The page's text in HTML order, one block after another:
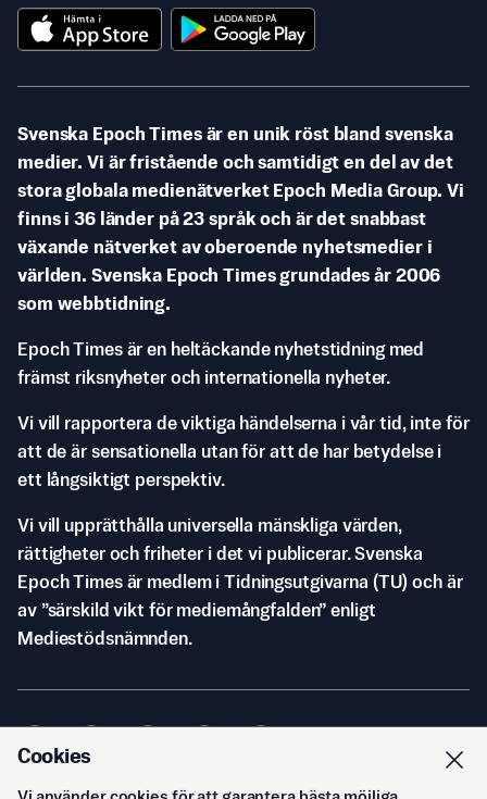
Svenska Epoch Times är en unik röst bland svenska
medier. Vi är fristående och samtidigt en del av det
stora globala medienätverket Epoch Media Group. Vi
finns i 36 länder på 23 språk och är det snabbast
växande nätverket av oberoende nyhetsmedier i
världen. Svenska Epoch Times grundades år 2006
som webbtidning.
Epoch Times är en heltäckande nyhetstidning med
främst riksnyheter och internationella nyheter.
Vi vill rapportera de viktiga händelserna i vår tid, inte för
att de är sensationella utan för att de har betydelse i
ett långsiktigt perspektiv.
Vi vill upprätthålla universella mänskliga värden,
rättigheter och friheter i det vi publicerar. Svenska
Epoch Times är medlem i Tidningsutgivarna (TU) och är
av ”särskild vikt för mediemångfalden” enligt
Mediestödsnämnden.
Cookies